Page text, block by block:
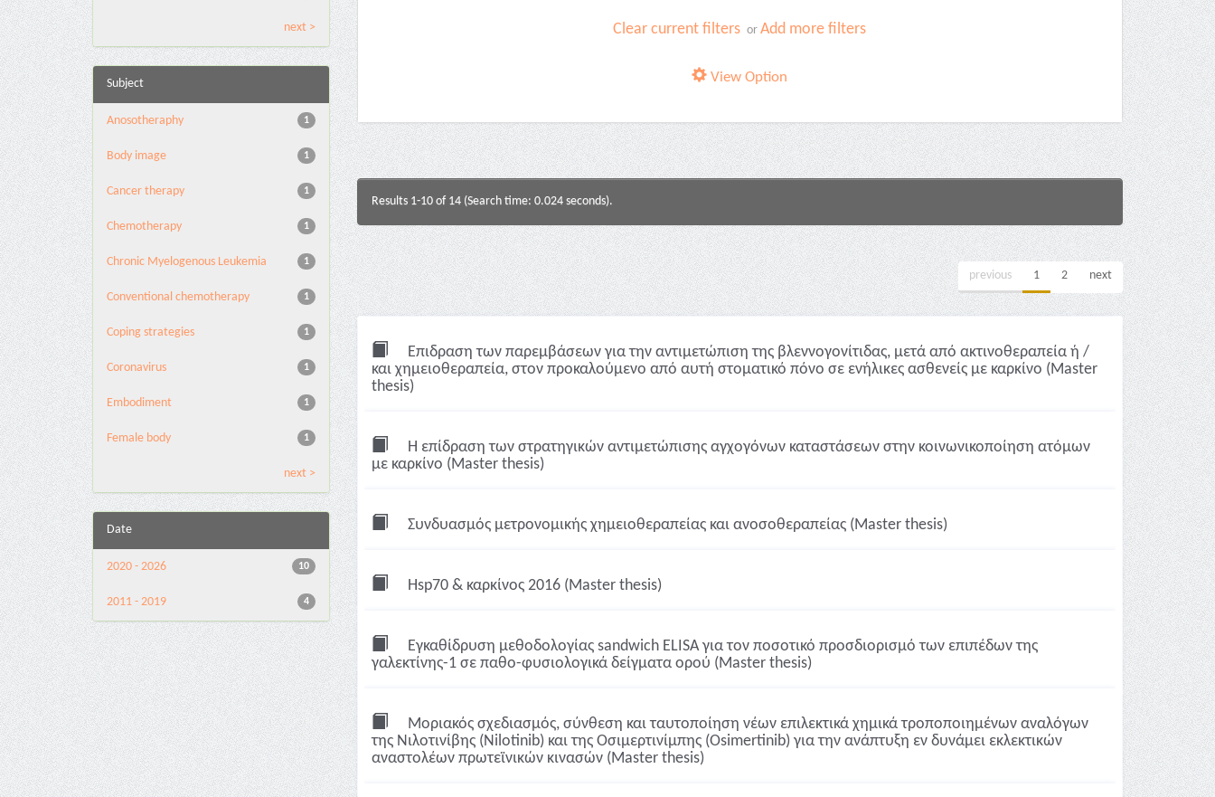
next >
Subject
1
Anosotheraphy
1
Body image
1
Cancer therapy
1
Chemotherapy
1
Chronic Myelogenous Leukemia
1
Conventional chemotherapy
1
Coping strategies
1
Coronavirus
1
Embodiment
1
Female body
next >
Date
10
2020 - 2026
4
2011 - 2019
Clear current filters orAdd more filters
View Option
Results 1-10 of 14 (Search time: 0.024 seconds).
previous 1 2 next
Επιδραση των παρεμβάσεων για την αντιμετώπιση της βλεννογονίτιδας, μετά από ακτινοθεραπεία ή /
και χημειοθεραπεία, στον προκαλούμενο από αυτή στοματικό πόνο σε ενήλικες ασθενείς με καρκίνο (Master
thesis)
Η επίδραση των στρατηγικών αντιμετώπισης αγχογόνων καταστάσεων στην κοινωνικοποίηση ατόμων
με καρκίνο (Master thesis)
Συνδυασμός μετρονομικής χημειοθεραπείας και ανοσοθεραπείας (Master thesis)
Hsp70 & καρκίνος 2016 (Master thesis)
Εγκαθίδρυση μεθοδολογίας sandwich ELISA για τον ποσοτικό προσδιορισμό των επιπέδων της
γαλεκτίνης-1 σε παθο-φυσιολογικά δείγματα ορού (Master thesis)
Μοριακός σχεδιασμός, σύνθεση και ταυτοποίηση νέων επιλεκτικά χημικά τροποποιημένων αναλόγων
της Νιλοτινίβης (Nilotinib) και της Οσιμερτινίμπης (Osimertinib) για την ανάπτυξη εν δυνάμει εκλεκτικών
αναστολέων πρωτεϊνικών κινασών (Master thesis)